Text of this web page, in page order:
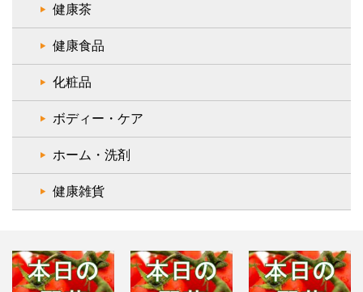
健康茶
健康食品
化粧品
ボディー・ケア
ホーム・洗剤
健康雑貨